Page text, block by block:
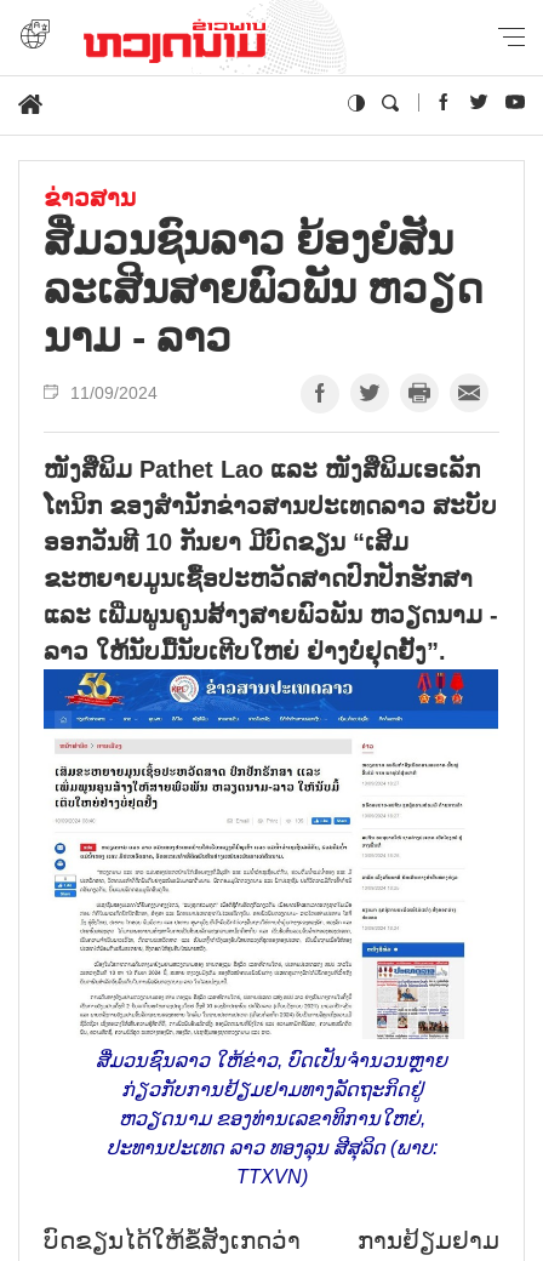
ຂ່າວສານ
ສື່ມວນ​ຊົນ​ລາວ ຍ້ອງ​ຍໍ​ສັນ​
ລະ​ເສີນ​ສາຍ​ພົວ​ພັນ ຫວຽດ​
ນາມ - ລາວ
11/09/2024
ໜັງສືພິມ Pathet Lao ແລະ ໜັງສືພິມເອເລັກ
ໂຕນິກ ຂອງສຳນັກຂ່າວສານປະເທດລາວ ສະບັບ
ອອກວັນທີ 10 ກັນຍາ ມີບົດຂຽນ “ເສີມ
ຂະຫຍາຍມູນເຊື້ອປະຫວັດສາດປົກປັກຮັກສາ
ແລະ ເພີ່ມພູນຄູນສ້າງສາຍພົວພັນ ຫວຽດນາມ -
ລາວ ໃຫ້ນັບມື້ນັບເຕີບໃຫຍ່ ຢ່າງບໍ່ຢຸດຢັ້ງ”.
ສື່ມວນຊົນລາວ ໃຫ້ຂ່າວ, ບົດເປັນຈຳນວນຫຼາຍ
ກ່ຽວກັບການຢ້ຽມຢາມທາງລັດຖະກິດຢູ່
ຫວຽດນາມ ຂອງທ່ານເລຂາທິການໃຫຍ່,
ປະທານປະເທດ ລາວ ທອງລຸນ ສີສຸລິດ (ພາບ:
TTXVN)
ບົດຂຽນໄດ້ໃຫ້ຂໍ້ສັງເກດວ່າ ການຢ້ຽມຢາມ